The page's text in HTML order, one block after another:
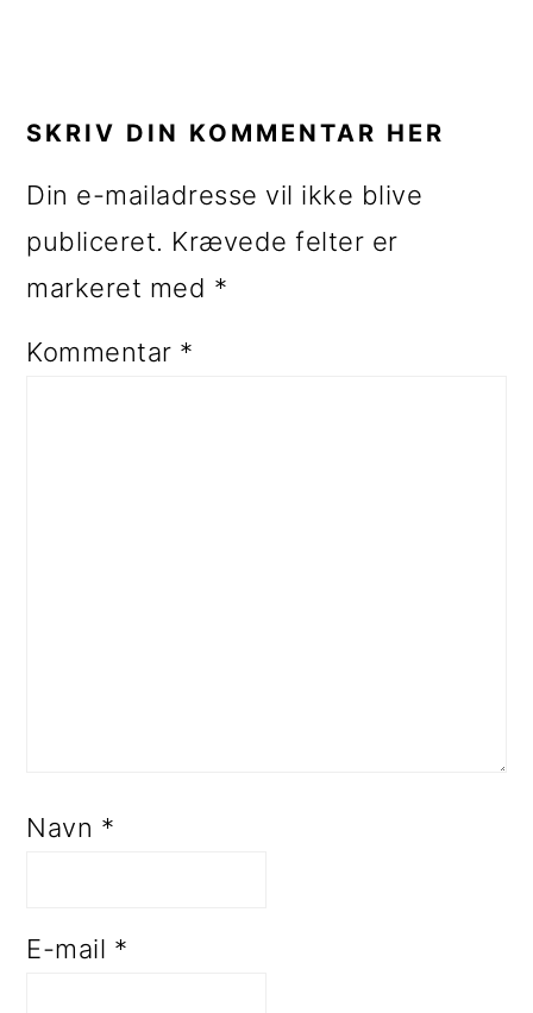
SKRIV DIN KOMMENTAR HER
Din e-mailadresse vil ikke blive
publiceret. Krævede felter er
markeret med *
Kommentar *
Navn *
E-mail *